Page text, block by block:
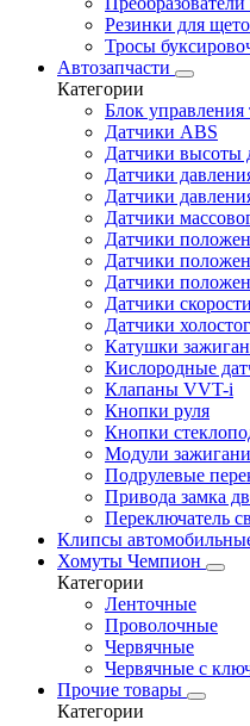
Резинки для
Тросы
Автозапчасти
Категории
Блок
Датчики ABS
Датчики высоты
Датчики
Датчики
Датчики
Датчики
Датчики
Датчики
Датчики скорости
Датчики
Катушки
Кислородные
Клапаны VVT-i
Кнопки руля
Кнопки
Модули
Подрулевые
Привода замка
Переключатель
Клипсы
Хомуты Чемпион
Категории
Ленточные
Проволочные
Червячные
Червячные с
Прочие товары
Категории